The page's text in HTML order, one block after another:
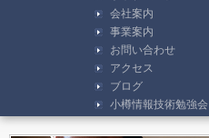
会社案内
事業案内
お問い合わせ
アクセス
ブログ
小樽情報技術勉強会